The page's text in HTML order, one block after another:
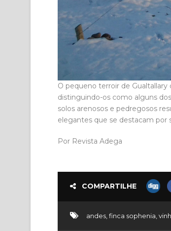
O pequeno terroir de
distinguindo-os como alguns
solos arenosos e pedregosos
elegantes que se destacam por
Por Revista Adega
COMPARTILHE
andes finca sophenia